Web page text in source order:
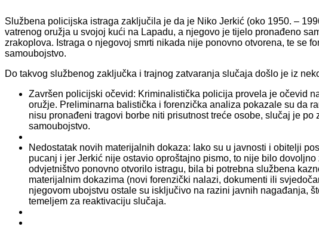
Službena policijska istraga zaključila je da je Niko Jerkić (oko 1950. –
vatrenog oružja u svojoj kući na Lapadu, a njegovo je tijelo pronađeno
zrakoplova. Istraga o njegovoj smrti nikada nije ponovno otvorena, te se
samoubojstvo.
Do takvog službenog zaključka i trajnog zatvaranja slučaja došlo je iz
Završen policijski očevid: Kriminalistička policija provela je očevid
oružje. Preliminarna balistička i forenzička analiza pokazale su da
nisu pronađeni tragovi borbe niti prisutnost treće osobe, slučaj je
samoubojstvo.
Nedostatak novih materijalnih dokaza: Iako su u javnosti i obitelji
pucanj i jer Jerkić nije ostavio oproštajno pismo, to nije bilo
odvjetništvo ponovno otvorilo istragu, bila bi potrebna službena
materijalnim dokazima (novi forenzički nalazi, dokumenti ili
njegovom ubojstvu ostale su isključivo na razini javnih nagađanja,
temeljem za reaktivaciju slučaja.